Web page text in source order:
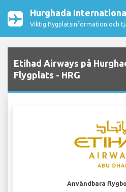
Hurghada
Viktig flygplatsinformation och
Etihad Airways på
Flygplats - HRG
Användbara